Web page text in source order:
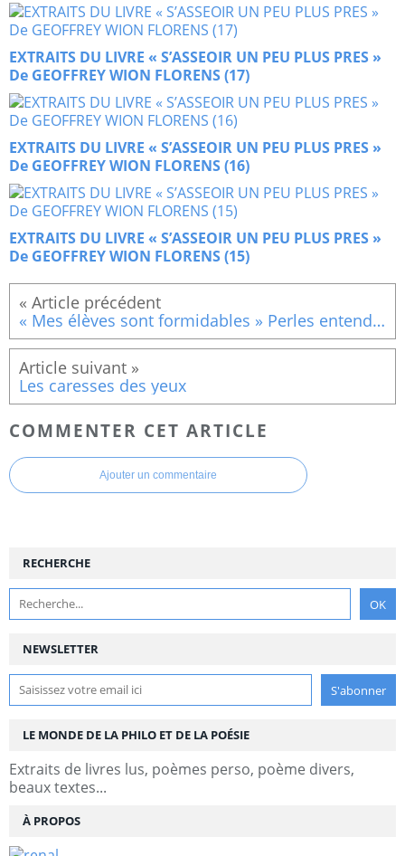
EXTRAITS DU LIVRE « S’ASSEOIR UN PEU PLUS PRES »
De GEOFFREY WION FLORENS (17)
EXTRAITS DU LIVRE « S’ASSEOIR UN PEU PLUS PRES »
De GEOFFREY WION FLORENS (16)
EXTRAITS DU LIVRE « S’ASSEOIR UN PEU PLUS PRES »
De GEOFFREY WION FLORENS (15)
« Mes élèves sont formidables » Perles entendues en classe. (1)
Les caresses des yeux
COMMENTER CET ARTICLE
Ajouter un commentaire
NEWSLETTER
RECHERCHE
LE MONDE DE LA PHILO ET DE LA POÉSIE
Extraits de livres lus, poèmes perso, poème divers,
beaux textes...
À PROPOS